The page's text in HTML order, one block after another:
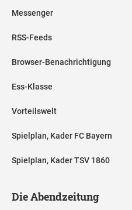
Messenger
RSS-Feeds
Browser-Benachrichtigung
Ess-Klasse
Vorteilswelt
Spielplan, Kader FC Bayern
Spielplan, Kader TSV 1860
Die Abendzeitung